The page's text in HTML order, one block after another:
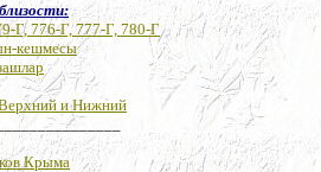
Г, 776-Г, 777-Г, 780-Г
кешмесы
и Нижний
Крыма